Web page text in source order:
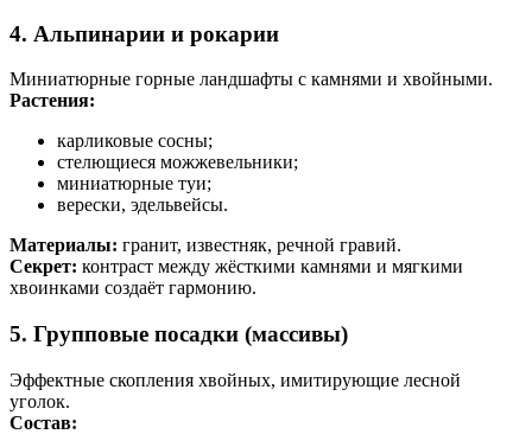
4. Альпинарии и рокарии
Миниатюрные горные ландшафты с камнями и хвойными.
Растения:
карликовые сосны;
стелющиеся можжевельники;
миниатюрные туи;
верески, эдельвейсы.
Материалы: гранит, известняк, речной гравий.
Секрет: контраст между жёсткими камнями и мягкими
хвоинками создаёт гармонию.
5. Групповые посадки (массивы)
Эффектные скопления хвойных, имитирующие лесной
уголок.
Состав: